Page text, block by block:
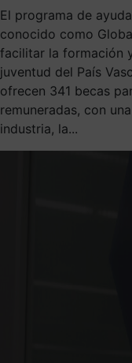
El programa de
conocido como
facilitar la formación
juventud del País
ofrecen 341 becas
remuneradas, con
industria, la...